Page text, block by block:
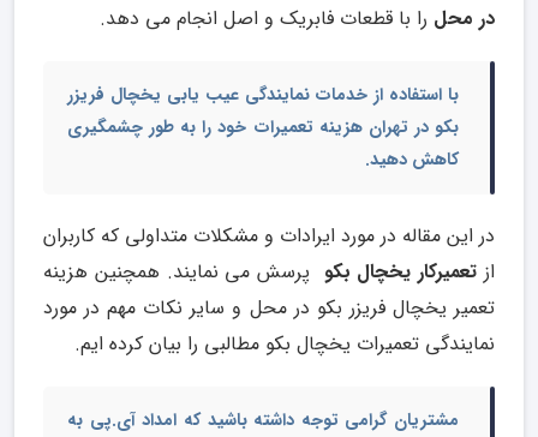
در محل را با قطعات فابریک و اصل انجام می دهد.
با استفاده از خدمات نمایندگی عیب یابی یخچال فریزر
بکو در تهران هزینه تعمیرات خود را به طور چشمگیری
کاهش دهید.
در این مقاله در مورد ایرادات و مشکلات متداولی که کاربران
از تعمیرکار یخچال بکو پرسش می نمایند. همچنین هزینه
تعمیر یخچال فریزر بکو در محل و سایر نکات مهم در مورد
نمایندگی تعمیرات یخچال بکو مطالبی را بیان کرده ایم.
مشتریان گرامی توجه داشته باشید که امداد آی.پی به